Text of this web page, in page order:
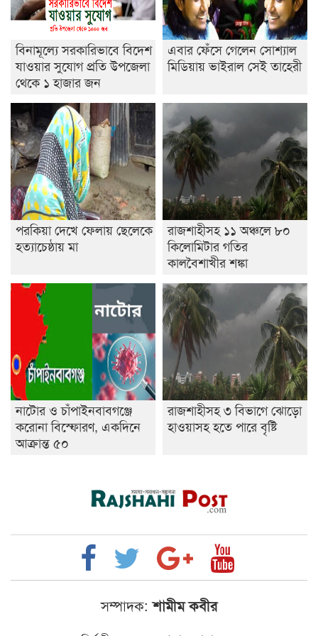
বিনামূল্যে সরকারিভাবে বিদেশ
যাওয়ার সুযোগ প্রতি উপজেলা
থেকে ১ হাজার জন
এবার ফেঁসে গেলেন সোশ্যাল
মিডিয়ায় ভাইরাল সেই তাহেরী
পরকিয়া দেখে ফেলায় ছেলেকে
হত্যাচেষ্ঠায় মা
রাজশাহীসহ ১১ অঞ্চলে ৮০
কিলোমিটার গতির
কালবৈশাখীর শঙ্কা
নাটোর ও চাঁপাইনবাবগঞ্জে
করোনা বিস্ফোরণ, একদিনে
আক্রান্ত ৫০
রাজশাহীসহ ৩ বিভাগে ঝোড়ো
হাওয়াসহ হতে পারে বৃষ্টি
সম্পাদক: শামীম কবীর